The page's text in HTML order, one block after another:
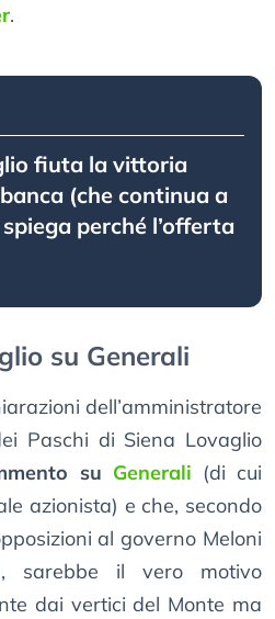
.
fiuta la vittoria
(che continua a
perché l’offerta
su Generali
dell’amministratore
Paschi di Siena Lovaglio
su Generali (di cui
azionista) e che, secondo
al governo Meloni
sarebbe il vero motivo
dai vertici del Monte ma